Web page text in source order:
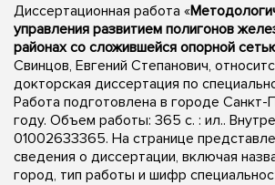
Диссертационная работа «
управления развитием полигонов
районах со сложившейся опорной
Свинцов, Евгений Степанович,
докторская диссертация по
Работа подготовлена в городе
году. Объем работы: 365 с. : ил..
01002633365. На странице
сведения о диссертации, включая
город, тип работы и шифр